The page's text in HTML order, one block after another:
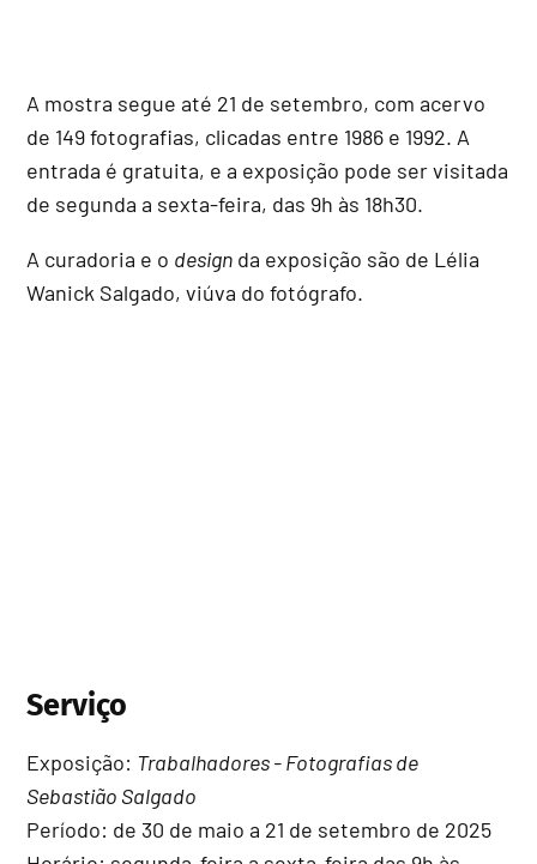
A mostra segue até 21 de setembro, com acervo
de 149 fotografias, clicadas entre 1986 e 1992. A
entrada é gratuita, e a exposição pode ser visitada
de segunda a sexta-feira, das 9h às 18h30.
A curadoria e o design da exposição são de Lélia
Wanick Salgado, viúva do fotógrafo.
Serviço
Exposição: Trabalhadores - Fotografias de
Sebastião Salgado
Período: de 30 de maio a 21 de setembro de 2025